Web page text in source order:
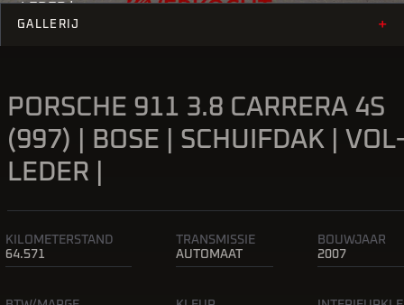
LEDER |
GALLERIJ +
PORSCHE 911 3.8 CARRERA 4S
(997) | BOSE | SCHUIFDAK |
LEDER |
KILOMETERSTAND
64.571
TRANSMISSIE
AUTOMAAT
BOUWJAAR
2007